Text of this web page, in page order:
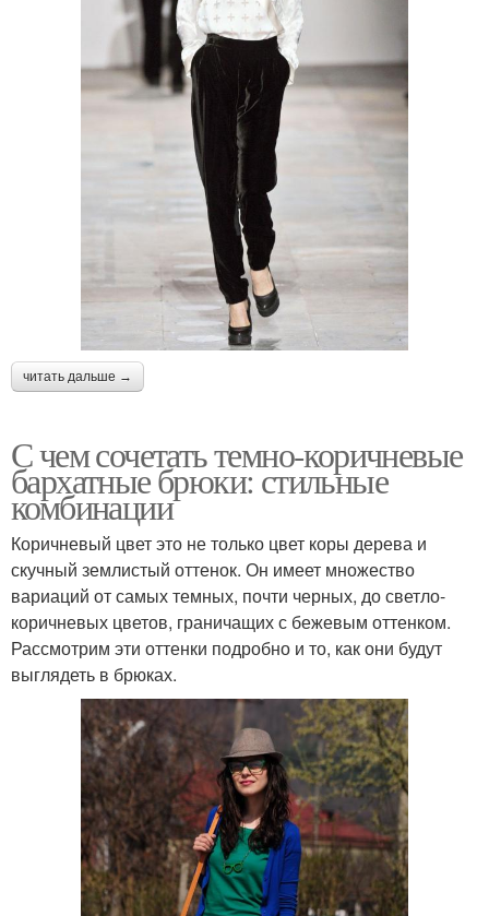
читать дальше →
С чем сочетать темно-коричневые
бархатные брюки: стильные
комбинации
Коричневый цвет это не только цвет коры дерева и
скучный землистый оттенок. Он имеет множество
вариаций от самых темных, почти черных, до светло-
коричневых цветов, граничащих с бежевым оттенком.
Рассмотрим эти оттенки подробно и то, как они будут
выглядеть в брюках.